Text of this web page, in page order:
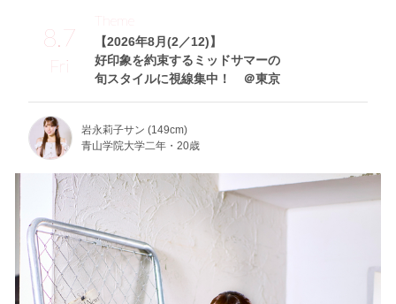
8.7
Fri
【2026年8月(2／12)】
好印象を約束するミッドサマーの
旬スタイルに視線集中！ ＠東京
Theme
岩永莉子サン (149cm)
青山学院大学二年・20歳